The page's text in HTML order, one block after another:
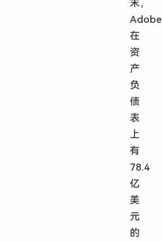
末，
Adobe
在
资
产
负
债
表
上
有
78.4
亿
美
元
的